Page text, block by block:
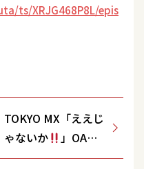
ts/XRJG468P8L/epis
TOKYO MX「ええじ
ゃないか
」OA情
報